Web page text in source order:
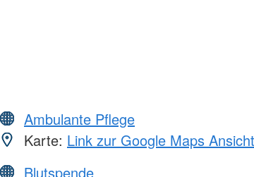
Ambulante Pflege
Karte: Link zur Google Maps Ansicht
Blutspende